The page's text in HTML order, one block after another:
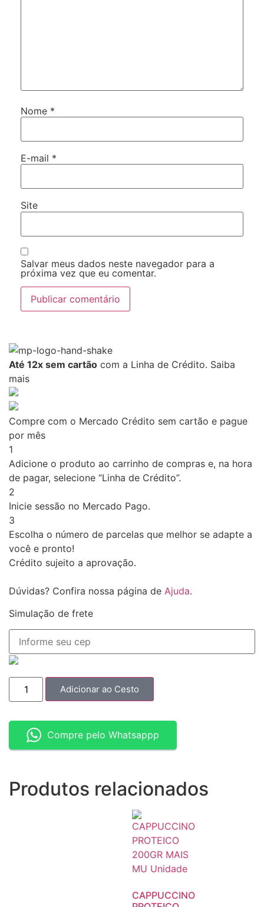
Nome *
E-mail *
Site
Salvar meus dados neste navegador para a
próxima vez que eu comentar.
Até 12x sem cartão com a Linha de Crédito. Saiba
mais
Compre com o Mercado Crédito sem cartão e pague
por mês
1
Adicione o produto ao carrinho de compras e, na hora
de pagar, selecione “Linha de Crédito”.
2
Inicie sessão no Mercado Pago.
3
Escolha o número de parcelas que melhor se adapte a
você e pronto!
Crédito sujeito a aprovação.
Dúvidas? Confira nossa página de Ajuda.
Simulação de frete
Adicionar ao Cesto
Compre pelo Whatsappp
Produtos relacionados
CAPPUCCINO